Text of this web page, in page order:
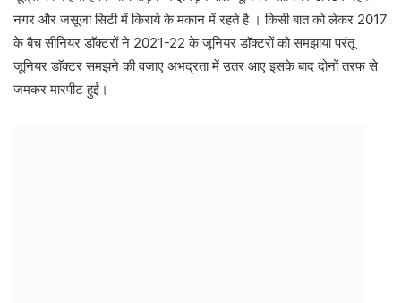
नगर और जसूजा सिटी में किराये के मकान में रहते है । किसी बात को लेकर 2017
के बैच सीनियर डाॅक्टरों ने 2021-22 के जूनियर डाॅक्टरों को समझाया परंतू
जूनियर डाॅक्टर समझने की वजाए अभद्रता में उतर आए इसके बाद दोनों तरफ से
जमकर मारपीट हुई।